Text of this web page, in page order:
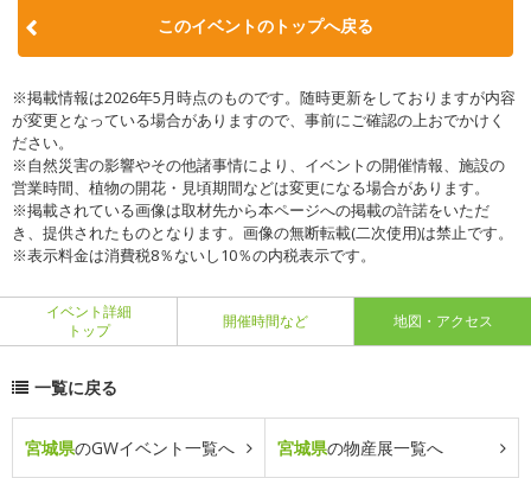
このイベントのトップへ戻る
※掲載情報は2026年5月時点のものです。随時更新をしておりますが内容
が変更となっている場合がありますので、事前にご確認の上おでかけく
ださい。
※自然災害の影響やその他諸事情により、イベントの開催情報、施設の
営業時間、植物の開花・見頃期間などは変更になる場合があります。
※掲載されている画像は取材先から本ページへの掲載の許諾をいただ
き、提供されたものとなります。画像の無断転載(二次使用)は禁止です。
※表示料金は消費税8％ないし10％の内税表示です。
イベント詳細
トップ
開催時間など 地図・アクセス
一覧に戻る
宮城県のGWイベント一覧へ 宮城県の物産展一覧へ